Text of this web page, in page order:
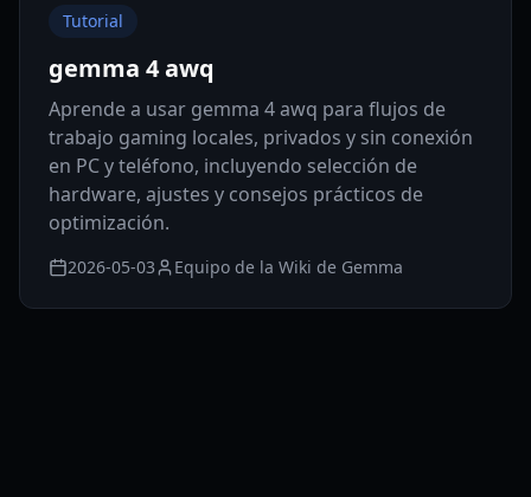
Tutorial
gemma 4 awq
Aprende a usar gemma 4 awq para flujos de
trabajo gaming locales, privados y sin conexión
en PC y teléfono, incluyendo selección de
hardware, ajustes y consejos prácticos de
optimización.
2026-05-03 Equipo de la Wiki de Gemma